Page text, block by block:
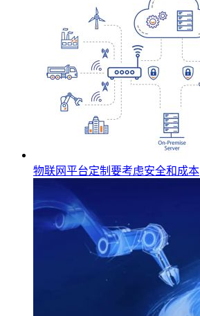
物联网平台定制要考虑安全和成本